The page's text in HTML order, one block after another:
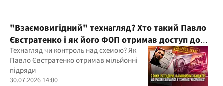
"Взаємовигідний" технагляд? Хто такий Павло
Євстратенко і як його ФОП отримав доступ до
бюджетних мільйонів?
Технагляд чи контроль над схемою? Як
Павло Євстратенко отримав мільйонні
підряди
30.07.2026 14:00